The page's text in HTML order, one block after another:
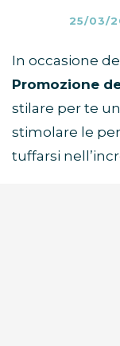
25/03/
In occasione
Promozione
stilare per te
stimolare le
tuffarsi